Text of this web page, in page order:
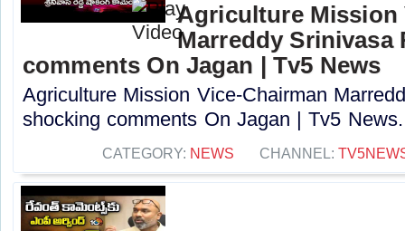
Agriculture Mission
Marreddy Srinivasa
comments On Jagan | Tv5 News
Agriculture Mission Vice-Chairman
shocking comments On Jagan | Tv5
CATEGORY: NEWS CHANNEL: